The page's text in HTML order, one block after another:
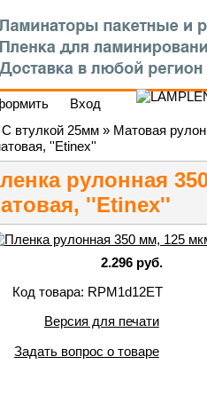
Вход
С втулкой 25мм » Матовая
''Etinex''
рулонная
''Etinex''
2.296 руб.
Код товара: RPM1d12ET
Версия для печати
Задать вопрос о товаре